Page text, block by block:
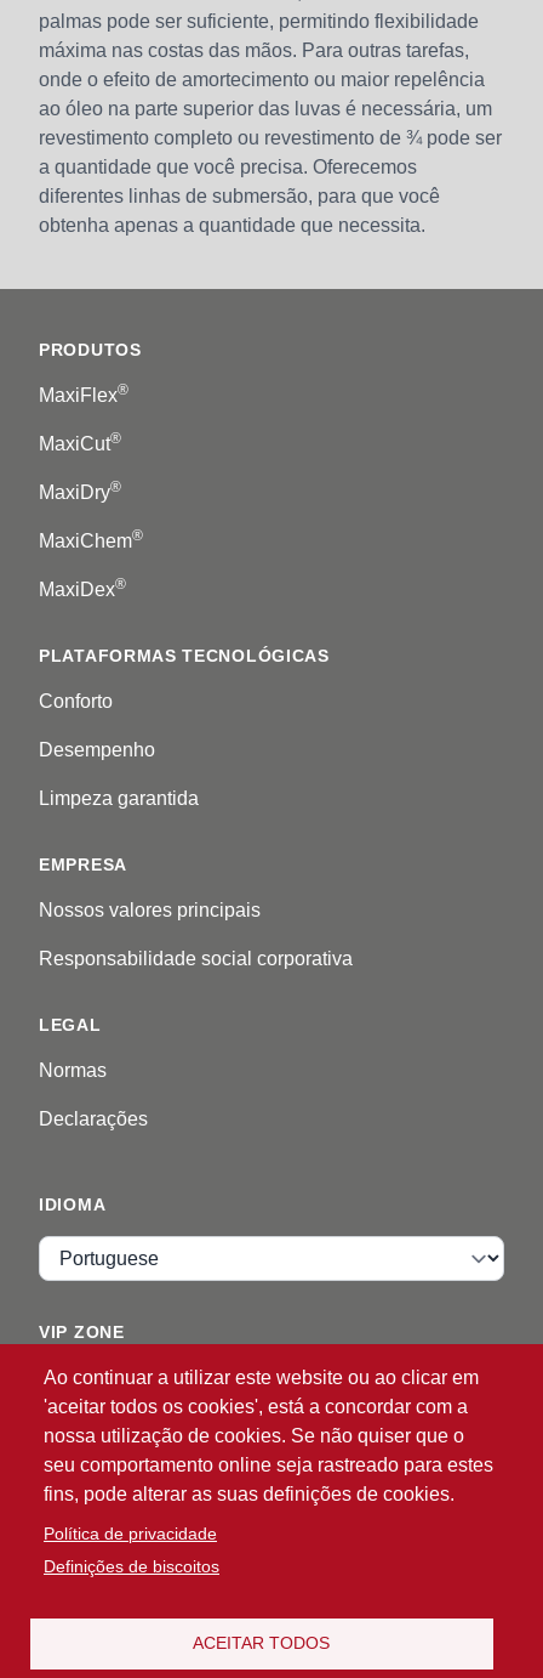
palmas pode ser suficiente, permitindo flexibilidade
máxima nas costas das mãos. Para outras tarefas,
onde o efeito de amortecimento ou maior repelência
ao óleo na parte superior das luvas é necessária, um
revestimento completo ou revestimento de ¾ pode ser
a quantidade que você precisa. Oferecemos
diferentes linhas de submersão, para que você
obtenha apenas a quantidade que necessita.
PRODUTOS
MaxiFlex®
MaxiCut®
MaxiDry®
MaxiChem®
MaxiDex®
PLATAFORMAS TECNOLÓGICAS
Conforto
Desempenho
Limpeza garantida
EMPRESA
Nossos valores principais
Responsabilidade social corporativa
LEGAL
Normas
Declarações
Ao continuar a utilizar este website ou ao clicar em
'aceitar todos os cookies', está a concordar com a
nossa utilização de cookies. Se não quiser que o
seu comportamento online seja rastreado para estes
fins, pode alterar as suas definições de cookies.
Política de privacidade
Definições de biscoitos
ACEITAR TODOS
IDIOMA
Idioma
VIP ZONE
Entrar
© 2026 ATG®Intelligent Glove Solutions. Todos os
Política de privacidade
Termo de